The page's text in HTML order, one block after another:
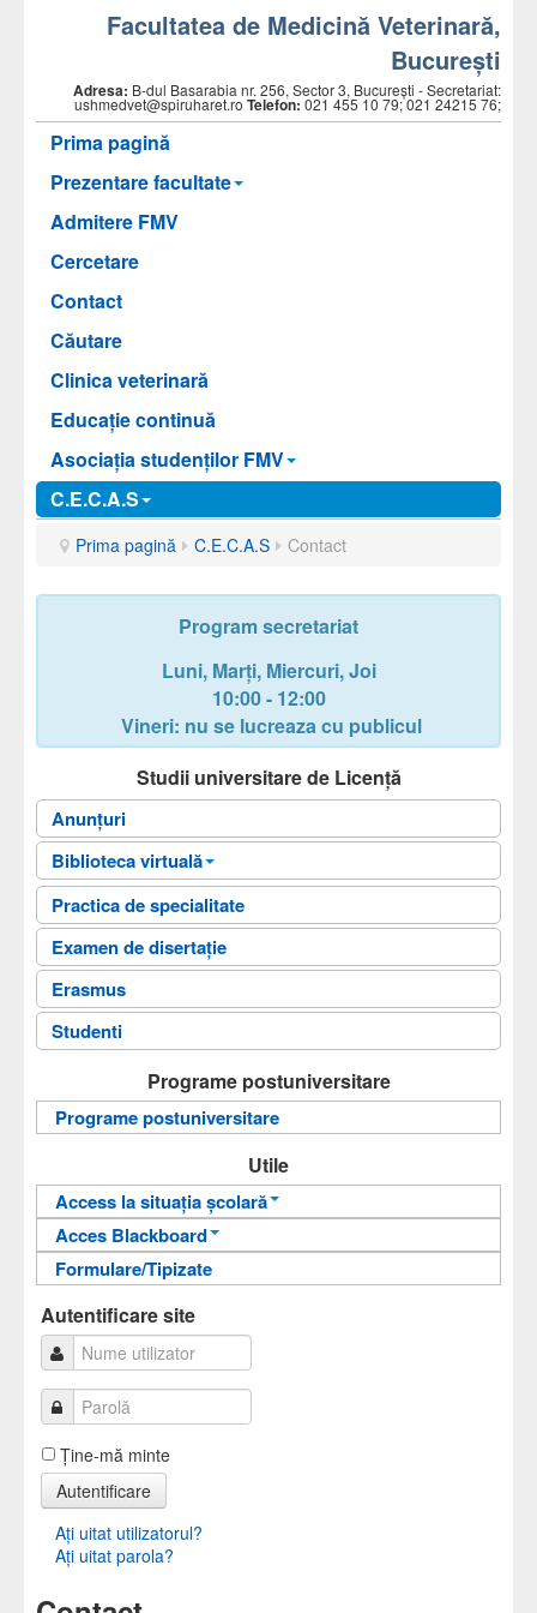
Facultatea de Medicină Veterinară,
Bucureşti
Adresa: B-dul Basarabia nr. 256, Sector 3, Bucureşti - Secretariat:
ushmedvet@spiruharet.ro Telefon: 021 455 10 79; 021 24215 76;
Prima pagină
Prezentare facultate
Admitere FMV
Cercetare
Contact
Căutare
Clinica veterinară
Educație continuă
Asociaţia studenţilor FMV
C.E.C.A.S
Prima pagină C.E.C.A.S Contact
Program secretariat
Luni, Marți, Miercuri, Joi
10:00 - 12:00
Vineri: nu se lucreaza cu publicul
Studii universitare de Licență
Anunțuri
Biblioteca virtuală
Biblioteca Facultatii
Fişele disciplinelor
Ghiduri universitare
Planuri de învățământ
Teme Examen
Sinteze cursuri
Carti online
Practica de specialitate
Examen de disertație
Erasmus
Studenti
Programe postuniversitare
Programe postuniversitare
Utile
Access la situația școlară
Informații pentru acces
Autentificare
Acces Blackboard
Informații pentru acces
Autentificare
Formulare/Tipizate
Autentificare site
Ţine-mă minte
Autentificare
Aţi uitat utilizatorul?
Aţi uitat parola?